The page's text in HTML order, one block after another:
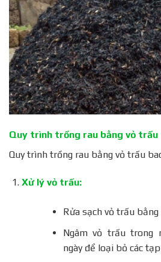
Quy trình trồng rau bằng vỏ trấu
Quy trình trồng rau bằng vỏ trấu
Xử lý vỏ trấu:
Rửa sạch vỏ trấu bằng
Ngâm vỏ trấu trong
ngày để loại bỏ các